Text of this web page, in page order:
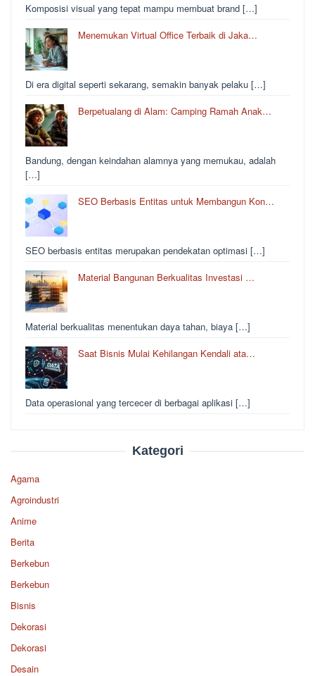
Komposisi visual yang tepat mampu membuat brand […]
Menemukan Virtual Office Terbaik di Jaka…
Di era digital seperti sekarang, semakin banyak pelaku […]
Berpetualang di Alam: Camping Ramah Anak…
Bandung, dengan keindahan alamnya yang memukau, adalah
[…]
SEO Berbasis Entitas untuk Membangun Kon…
SEO berbasis entitas merupakan pendekatan optimasi […]
Material Bangunan Berkualitas Investasi …
Material berkualitas menentukan daya tahan, biaya […]
Saat Bisnis Mulai Kehilangan Kendali ata…
Data operasional yang tercecer di berbagai aplikasi […]
Kategori
Agama
Agroindustri
Anime
Berita
Berkebun
Berkebun
Bisnis
Dekorasi
Dekorasi
Desain